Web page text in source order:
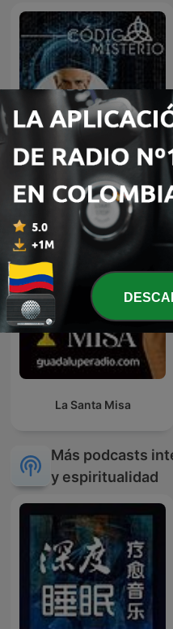
Código Misterio
La Santa Misa
Más podcasts
y espiritualidad